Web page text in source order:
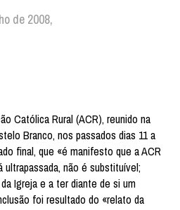
de 2008,
Católica Rural (ACR), reunido na
Branco, nos passados dias 11 a
final, que «é manifesto que a ACR
não é substituível;
Igreja e a ter diante de si um
foi resultado do «relato da